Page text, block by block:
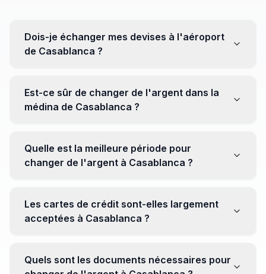
Dois-je échanger mes devises à l'aéroport
de Casablanca ?
être moins avantageux. Orientez-vous plutôt vers les
bureaux de change en ville pour obtenir de meilleurs
Est-ce sûr de changer de l'argent dans la
médina de Casablanca ?
établissements réputés pour éviter les surprises.
Quelle est la meilleure période pour
changer de l'argent à Casablanca ?
soyez attentif aux fluctuations pour maximiser la valeur
de vos devises.
Les cartes de crédit sont-elles largement
acceptées à Casablanca ?
Cependant, avoir un peu de monnaie locale peut être
Quels sont les documents nécessaires pour